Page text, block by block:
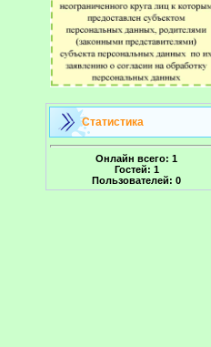
Статистика
Онлайн всего: 1
Гостей: 1
Пользователей: 0